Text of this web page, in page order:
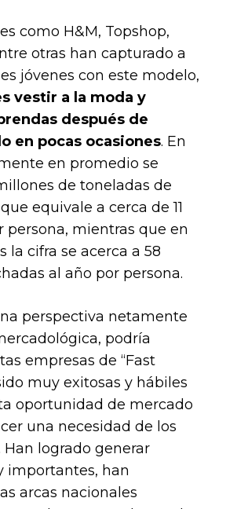
como H&M, Topshop,
otras han capturado a
jóvenes con este modelo,
vestir a la moda y
después de
en pocas ocasiones. En
en promedio se
de toneladas de
equivale a cerca de 11
persona, mientras que en
la cifra se acerca a 58
al año por persona.
perspectiva netamente
podría
empresas de “Fast
muy exitosas y hábiles
oportunidad de mercado
una necesidad de los
logrado generar
importantes, han
arcas nacionales